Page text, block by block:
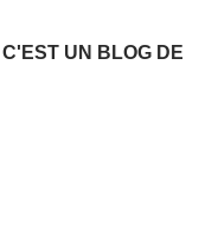
UN BLOG DE